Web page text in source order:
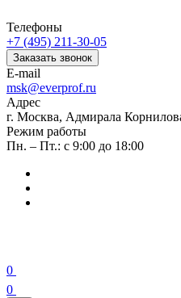
Телефоны
+7 (495) 211-30-05
Заказать звонок
E-mail
msk@everprof.ru
Адрес
г. Москва, Адмирала
Режим работы
Пн. – Пт.: с 9:00 до 18:00
0
0